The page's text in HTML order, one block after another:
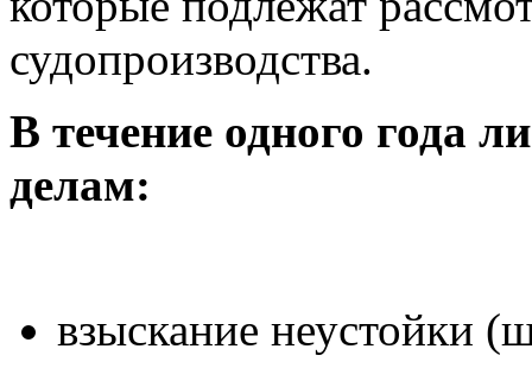
судопроизводства.
В течение одного года
делам:
взыскание неустойки